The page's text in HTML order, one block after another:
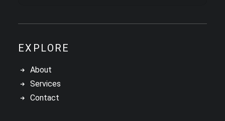
EXPLORE
About
Services
Contact